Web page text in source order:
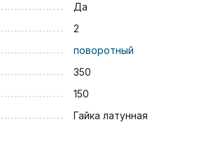
Да
2
поворотный
350
150
Гайка латунная